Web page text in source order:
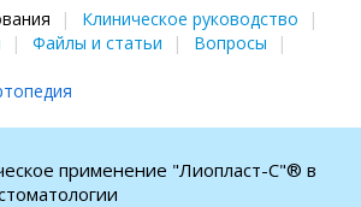
Клиническое руководство
Файлы и статьи
Вопросы
применение "Лиопласт-С"® в